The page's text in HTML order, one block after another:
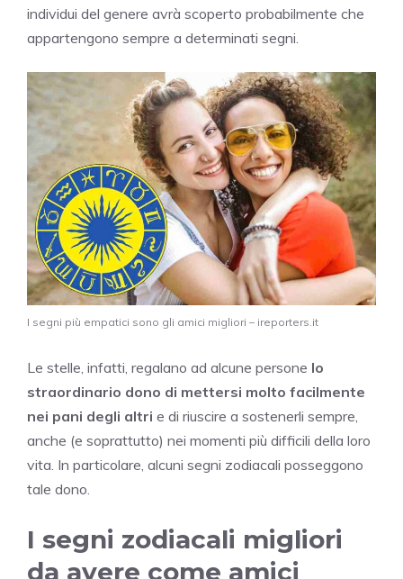
individui del genere avrà scoperto probabilmente che
appartengono sempre a determinati segni.
I segni più empatici sono gli amici migliori – ireporters.it
Le stelle, infatti, regalano ad alcune persone lo
straordinario dono di mettersi molto facilmente
nei pani degli altri e di riuscire a sostenerli sempre,
anche (e soprattutto) nei momenti più difficili della loro
vita. In particolare, alcuni segni zodiacali posseggono
tale dono.
I segni zodiacali migliori
da avere come amici